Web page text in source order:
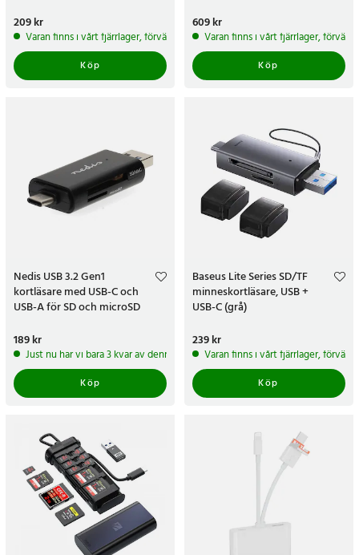
Pris:209 kr
209 kr
Varan finns i vårt fjärrlager, förväntas skickas inom 5-7 arbetsdagar
Köp
Pris:609 kr
609 kr
Varan finns i vårt fjärrlager,
Köp
Nedis USB 3.2 Gen1
kortläsare med USB-C och
USB-A för SD och microSD
Pris:189 kr
189 kr
Just nu har vi bara 3 kvar av denna produkt
Köp
Baseus Lite Series SD/TF
minneskortläsare, USB +
USB-C (grå)
Pris:239 kr
239 kr
Varan finns i vårt fjärrlager,
Köp